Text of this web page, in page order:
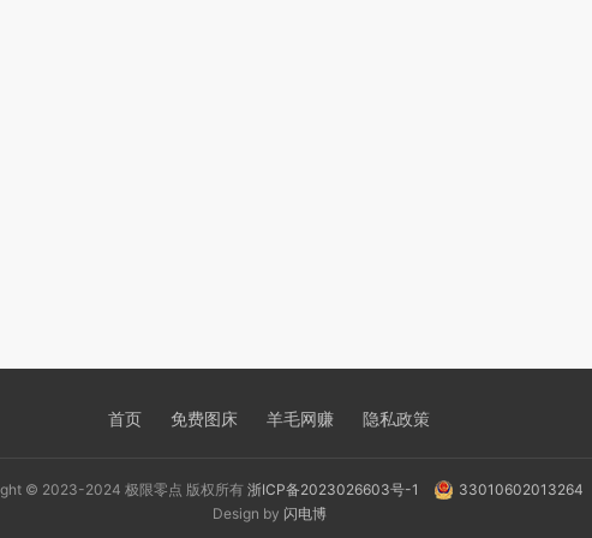
首页 免费图床 羊毛网赚 隐私政策
© 2023-2024 极限零点 版权所有 浙ICP备2023026603号-1
33010602013264
Design by 闪电博